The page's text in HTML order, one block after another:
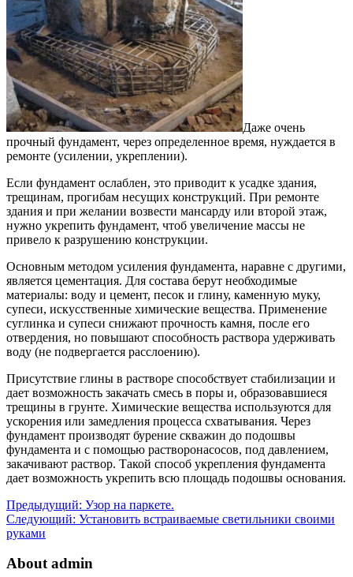
Даже очень
прочный фундамент, через определенное время, нуждается в
ремонте (усилении, укреплении).
Если фундамент ослаблен, это приводит к усадке здания,
трещинам, прогибам несущих конструкций. При ремонте
здания и при желании возвести мансарду или второй этаж,
нужно укрепить фундамент, чтоб увеличение массы не
привело к разрушению конструкции.
Основным методом усиления фундамента, наравне с другими,
является цементация. Для состава берут необходимые
материалы: воду и цемент, песок и глину, каменную муку,
супеси, искусственные химические вещества. Применение
суглинка и супеси снижают прочность камня, после его
отвердения, но повышают способность раствора удерживать
воду (не подвергается расслоению).
Присутствие глины в растворе способствует стабилизации и
дает возможность закачать смесь в поры и, образовавшиеся
трещины в грунте. Химические вещества используются для
ускорения или замедления процесса схватывания. Через
фундамент производят бурение скважин до подошвы
фундамента и с помощью растворонасосов, под давлением,
закачивают раствор. Такой способ укрепления фундамента
дает возможность укрепить всю площадь подошвы основания.
Предыдущий: Узор на паркете.
Следующий: Установить встраиваемые светильники своими
руками
About admin